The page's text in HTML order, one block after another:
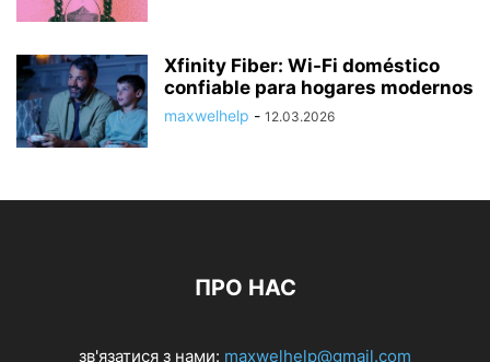
Xfinity Fiber: Wi-Fi doméstico
confiable para hogares modernos
maxwelhelp - 12.03.2026
ПРО НАС
зв'язатися з нами: maxwelhelp@gmail.com